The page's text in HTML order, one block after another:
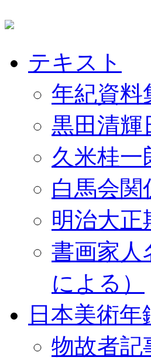
テキスト
年紀資料
黒田清輝
久米桂一
白馬会関
明治大
書画家人
による）
日本美術年
物故者記